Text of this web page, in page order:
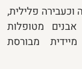
וכעבירה פלילית,
מטופלות
מבורסת